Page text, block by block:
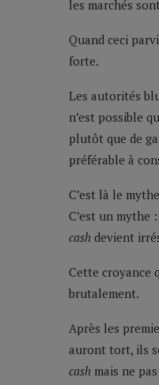
les marchés
Quand ceci
forte.
Les autorités
n’est possible
plutôt que de
préférable à
C’est là le
C’est un mythe
cash devient
Cette croyance
brutalement.
Après les
auront tort, ils
cash mais ne